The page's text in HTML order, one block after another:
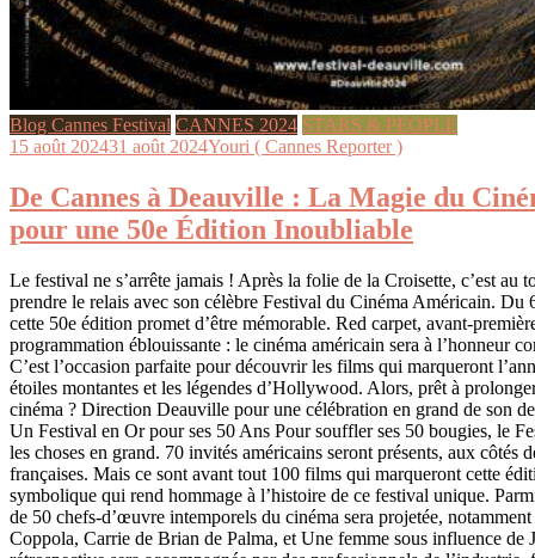
Blog Cannes Festival CANNES 2024 STARS & PEOPLE
15 août 202431 août 2024Youri ( Cannes Reporter )
De Cannes à Deauville : La Magie du
pour une 50e Édition Inoubliable
Le festival ne s’arrête jamais ! Après la folie de la Croisette, c’est au
prendre le relais avec son célèbre Festival du Cinéma Américain. Du
cette 50e édition promet d’être mémorable. Red carpet, avant-
programmation éblouissante : le cinéma américain sera à l’honneur
C’est l’occasion parfaite pour découvrir les films qui marqueront
étoiles montantes et les légendes d’Hollywood. Alors, prêt à
cinéma ? Direction Deauville pour une célébration en grand de son
Un Festival en Or pour ses 50 Ans Pour souffler ses 50 bougies, le
les choses en grand. 70 invités américains seront présents, aux côtés
françaises. Mais ce sont avant tout 100 films qui marqueront cette
symbolique qui rend hommage à l’histoire de ce festival unique.
de 50 chefs-d’œuvre intemporels du cinéma sera projetée,
Coppola, Carrie de Brian de Palma, et Une femme sous influence de